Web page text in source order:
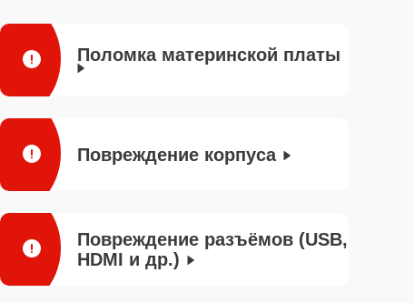
Поломка материнской платы
Повреждение корпуса
Повреждение разъёмов (USB,
HDMI и др.)